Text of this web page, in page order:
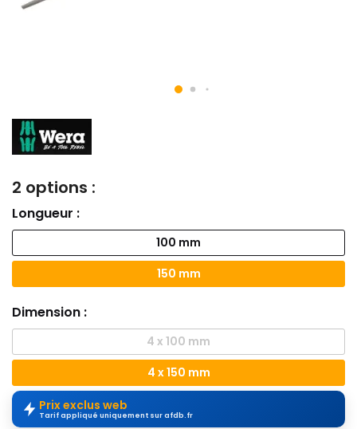
2 options :
Longueur :
100 mm
150 mm
Dimension :
4 x 100 mm
4 x 150 mm
Prix exclus web
Tarif appliqué uniquement sur afdb.fr